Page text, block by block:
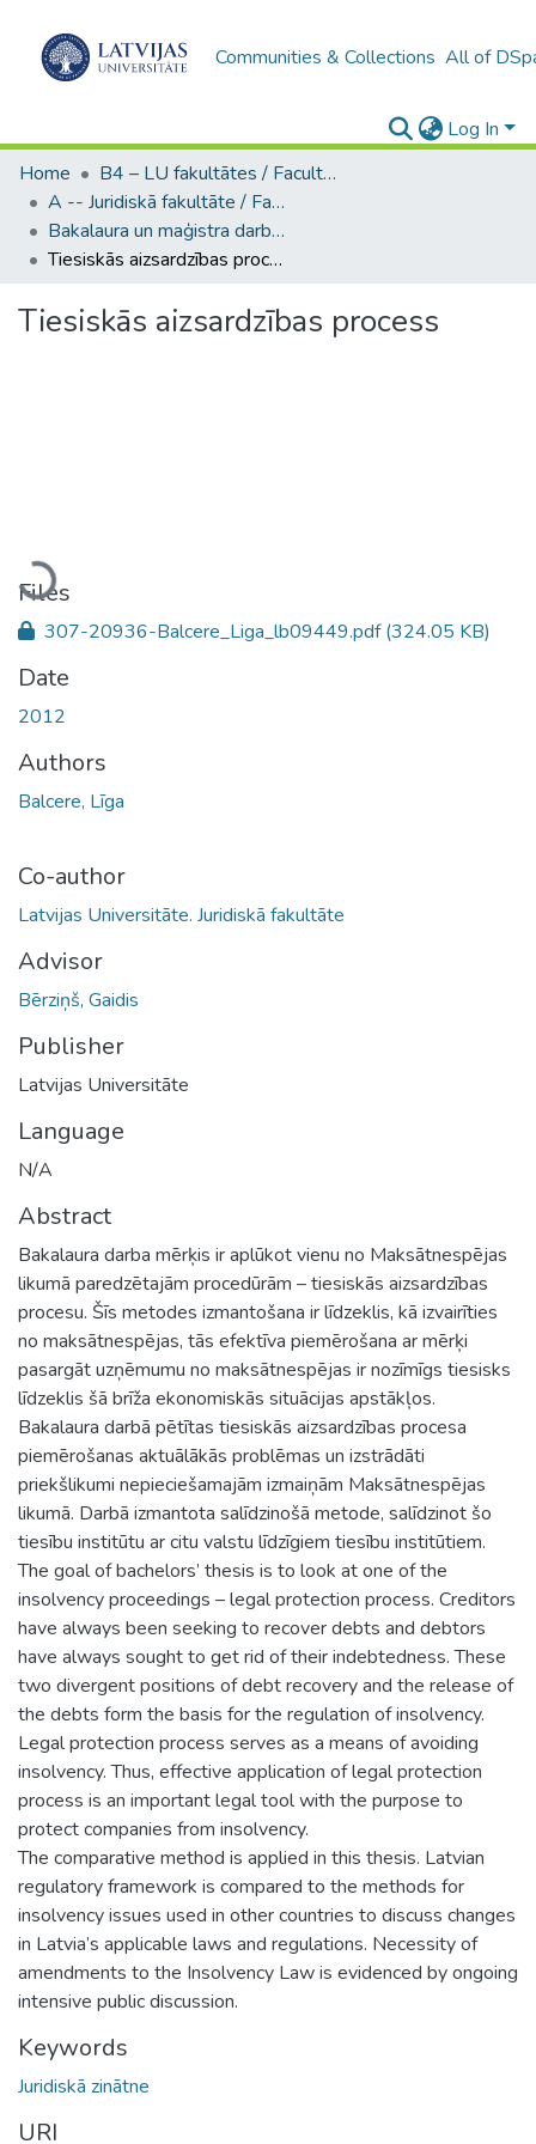
Communities & Collections All of
Log In
Home
B4 – LU fakultātes / Faculties of the UL
A -- Juridiskā fakultāte / Faculty of Law
Bakalaura un maģistra darbi (JF) / Bachelor's and Master's theses
Tiesiskās aizsardzības process
Tiesiskās aizsardzības process
Loading...
Files
307-20936-Balcere_Liga_lb09449.pdf(324.05 KB)
Date
2012
Authors
Balcere, Līga
Co-author
Latvijas Universitāte. Juridiskā fakultāte
Advisor
Bērziņš, Gaidis
Publisher
Latvijas Universitāte
Language
N/A
Abstract
Bakalaura darba mērķis ir aplūkot vienu no Maksātnespējas
likumā paredzētajām procedūrām – tiesiskās aizsardzības
procesu. Šīs metodes izmantošana ir līdzeklis, kā izvairīties
no maksātnespējas, tās efektīva piemērošana ar mērķi
pasargāt uzņēmumu no maksātnespējas ir nozīmīgs tiesisks
līdzeklis šā brīža ekonomiskās situācijas apstākļos.
Bakalaura darbā pētītas tiesiskās aizsardzības procesa
piemērošanas aktuālākās problēmas un izstrādāti
priekšlikumi nepieciešamajām izmaiņām Maksātnespējas
likumā. Darbā izmantota salīdzinošā metode, salīdzinot šo
tiesību institūtu ar citu valstu līdzīgiem tiesību institūtiem.
The goal of bachelors’ thesis is to look at one of the
insolvency proceedings – legal protection process. Creditors
have always been seeking to recover debts and debtors
have always sought to get rid of their indebtedness. These
two divergent positions of debt recovery and the release of
the debts form the basis for the regulation of insolvency.
Legal protection process serves as a means of avoiding
insolvency. Thus, effective application of legal protection
process is an important legal tool with the purpose to
protect companies from insolvency.
The comparative method is applied in this thesis. Latvian
regulatory framework is compared to the methods for
insolvency issues used in other countries to discuss changes
in Latvia’s applicable laws and regulations. Necessity of
amendments to the Insolvency Law is evidenced by ongoing
intensive public discussion.
Keywords
Juridiskā zinātne
URI